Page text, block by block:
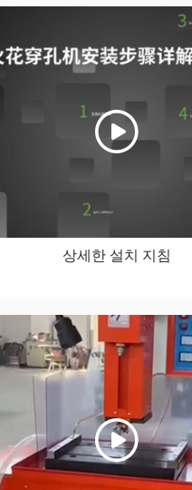
상세한 설치 지침